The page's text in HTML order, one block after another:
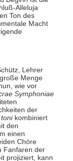
Alleluja
Ton des
Macht
Lehrer
Menge
wie vor
Symphoniae
der
kombiniert
den
einen
Chöre
Fanfaren der
projiziert, kann